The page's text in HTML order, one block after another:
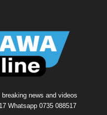
news and videos
Whatsapp 0735 088517